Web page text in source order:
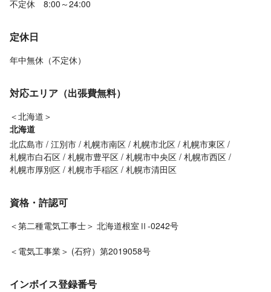
不定休 8:00～24:00
定休日
年中無休（不定休）
対応エリア（出張費無料）
＜北海道＞
北海道
北広島市 江別市 札幌市南区 札幌市北区 札幌市東区
札幌市白石区 札幌市豊平区 札幌市中央区 札幌市西区
札幌市厚別区 札幌市手稲区 札幌市清田区
資格・許認可
＜第二種電気工事士＞ 北海道根室Ⅱ-0242号
＜電気工事業＞ (石狩）第2019058号
インボイス登録番号